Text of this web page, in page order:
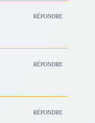
RÉPONDRE
RÉPONDRE
RÉPONDRE